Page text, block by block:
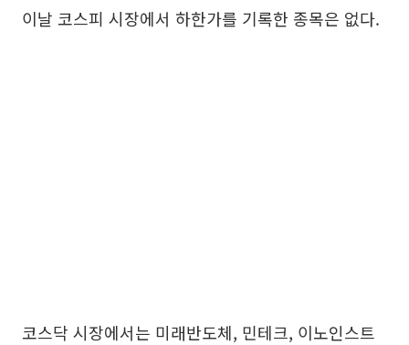
이날 코스피 시장에서 하한가를 기록한 종목은 없다.
코스닥 시장에서는 미래반도체, 민테크, 이노인스트